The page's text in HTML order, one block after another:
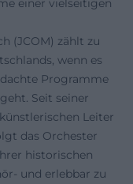
einer vielseitigen
(JCOM) zählt zu
wenn es
Programme
Seit seiner
Leiter
das Orchester
historischen
und erlebbar zu